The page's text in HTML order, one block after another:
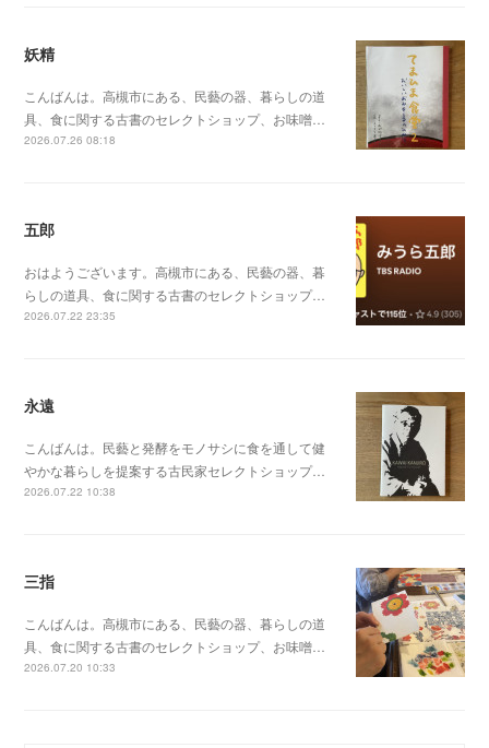
妖精
こんばんは。高槻市にある、民藝の器、暮らしの道
具、食に関する古書のセレクトショップ、お味噌…
2026.07.26 08:18
五郎
おはようございます。高槻市にある、民藝の器、暮
らしの道具、食に関する古書のセレクトショップ…
2026.07.22 23:35
永遠
こんばんは。民藝と発酵をモノサシに食を通して健
やかな暮らしを提案する古民家セレクトショップ…
2026.07.22 10:38
三指
こんばんは。高槻市にある、民藝の器、暮らしの道
具、食に関する古書のセレクトショップ、お味噌…
2026.07.20 10:33